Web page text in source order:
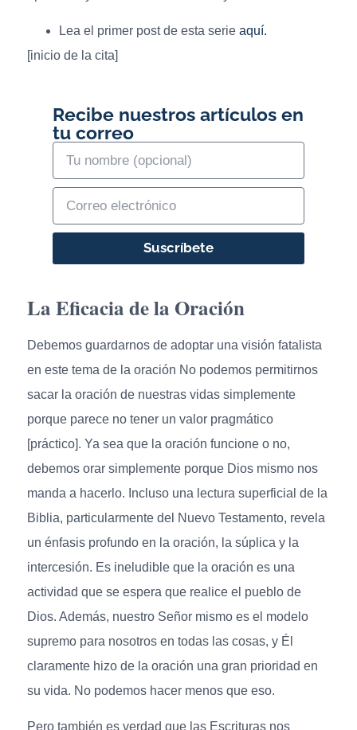
Lea el primer post de esta serieaquí.
[inicio de la cita]
Recibe nuestros artículos en
tu correo
Suscríbete
La Eficacia de la Oración
Debemos guardarnos de adoptar una visión fatalista
en este tema de la oración No podemos permitirnos
sacar la oración de nuestras vidas simplemente
porque parece no tener un valor pragmático
[práctico]. Ya sea que la oración funcione o no,
debemos orar simplemente porque Dios mismo nos
manda a hacerlo. Incluso una lectura superficial de la
Biblia, particularmente del Nuevo Testamento, revela
un énfasis profundo en la oración, la súplica y la
intercesión. Es ineludible que la oración es una
actividad que se espera que realice el pueblo de
Dios. Además, nuestro Señor mismo es el modelo
supremo para nosotros en todas las cosas, y Él
claramente hizo de la oración una gran prioridad en
su vida. No podemos hacer menos que eso.
Pero también es verdad que las Escrituras nos